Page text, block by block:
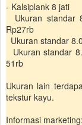
- Kalsiplank 8 jati
Ukuran standar
Rp27rb
Ukuran standar
Ukuran standar
51rb
Ukuran lain
tekstur kayu.
Informasi marketing: